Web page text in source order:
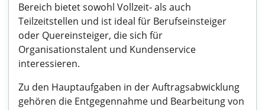
Bereich bietet sowohl Vollzeit- als auch
Teilzeitstellen und ist ideal für Berufseinsteiger
oder Quereinsteiger, die sich für
Organisationstalent und Kundenservice
interessieren.
Zu den Hauptaufgaben in der Auftragsabwicklung
gehören die Entgegennahme und Bearbeitung von